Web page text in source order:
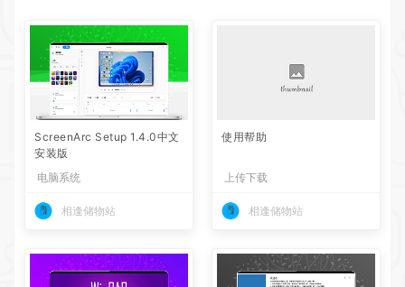
ScreenArc Setup 1.4.0中文
安装版
电脑系统
相逢储物站
使用帮助
上传下载
相逢储物站